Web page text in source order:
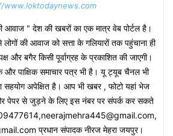
www.loktodaynews.com
" देश की खबरों का एक मात्र वेब पोर्टल है।
की आवाज को सत्ता के गलियारों तक पहुंचाना ही
और बगैर किसी पूर्वाग्रह के प्रकाशित की जाएगी।
पाक्षिक समाचार पत्र भी है। यू ट्यूब चैनल भी
सहयोग अपेक्षित है। आप भी खबर , फोटो यहां भेज
पेपर से जुड़ने के लिए इस नंबर पर संपर्क कर सकते
प्रधान संपादक नीरज मेहरा जयपुर।